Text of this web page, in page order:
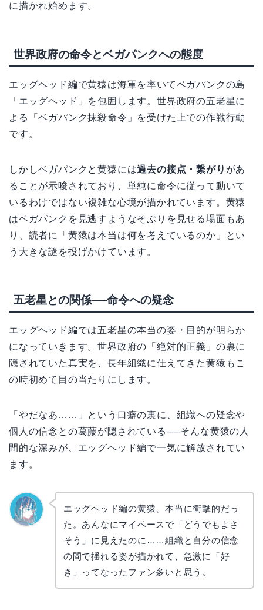
に描かれ始めます。
世界政府の命令とベガパンクへの態度
エッグヘッド編で黄猿は海軍を率いてベガパンクの島
「エッグヘッド」を包囲します。世界政府の五老星に
よる「ベガパンク抹殺命令」を受けた上での作戦行動
です。
しかしベガパンクと黄猿には過去の接点・繋がり があ
ることが示唆されており、単純に命令に従って動いて
いるわけではない複雑な心境が描かれています。黄猿
はベガパンクを見逃すようなそぶりを見せる場面もあ
り、読者に「黄猿は本当は何を考えているのか」とい
う大きな謎を投げかけています。
五老星との関係──命令への疑念
エッグヘッド編では五老星の本当の姿・目的が明らか
になっていきます。世界政府の「絶対的正義」の裏に
隠されていた真実を、長年組織に仕えてきた黄猿もこ
の時初めて目の当たりにします。
「やだなあ……」という口癖の裏に、組織への疑念や
個人の信念との葛藤が隠されている──そんな黄猿の人
間的な深みが、エッグヘッド編で一気に解放されてい
ます。
エッグヘッド編の黄猿、本当に衝撃的だっ
た。あんなにマイペースで「どうでもよさ
そう」に見えたのに……組織と自分の信念
の間で揺れる姿が描かれて、急激に「好
き」ってなったファン多いと思う。